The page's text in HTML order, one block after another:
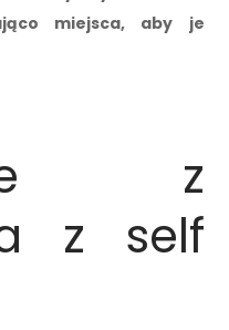
miejsca, aby je
z
z self